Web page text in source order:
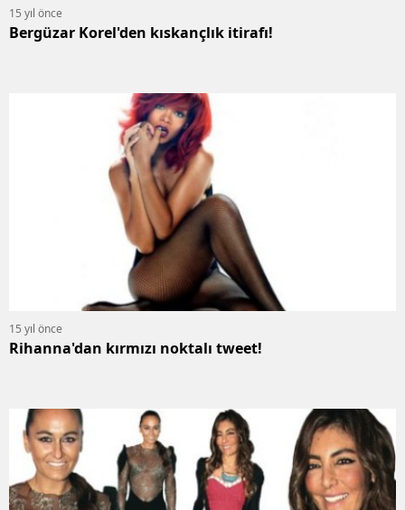
15 yıl önce
Bergüzar Korel'den kıskançlık itirafı!
15 yıl önce
Rihanna'dan kırmızı noktalı tweet!